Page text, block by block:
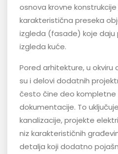
osnova krovne konstrukcije
karakteristična preseka
izgleda (fasade) koje daju
izgleda kuće.
Pored arhitekture, u okviru
su i delovi dodatnih
često čine deo kompletne
dokumentacije. To
kanalizacije, projekte
niz karakterističnih
detalja koji dodatno